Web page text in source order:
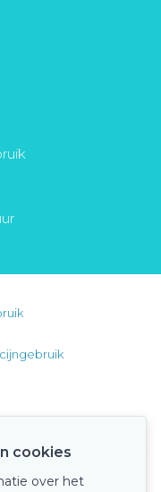
cookies
over het